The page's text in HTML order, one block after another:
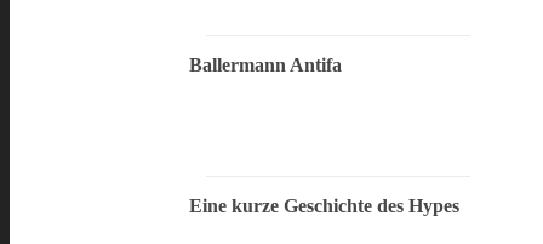
Ballermann Antifa
Eine kurze Geschichte des Hypes